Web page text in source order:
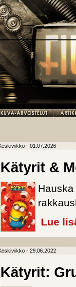
- 01.07.2026
Kätyrit &
Lue
- 29.06.2022
Kätyrit: